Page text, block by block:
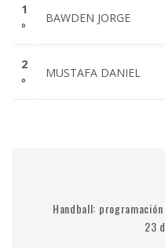
1
º
BAWDEN JORGE
2
º
MUSTAFA DANIEL
Handball:
23